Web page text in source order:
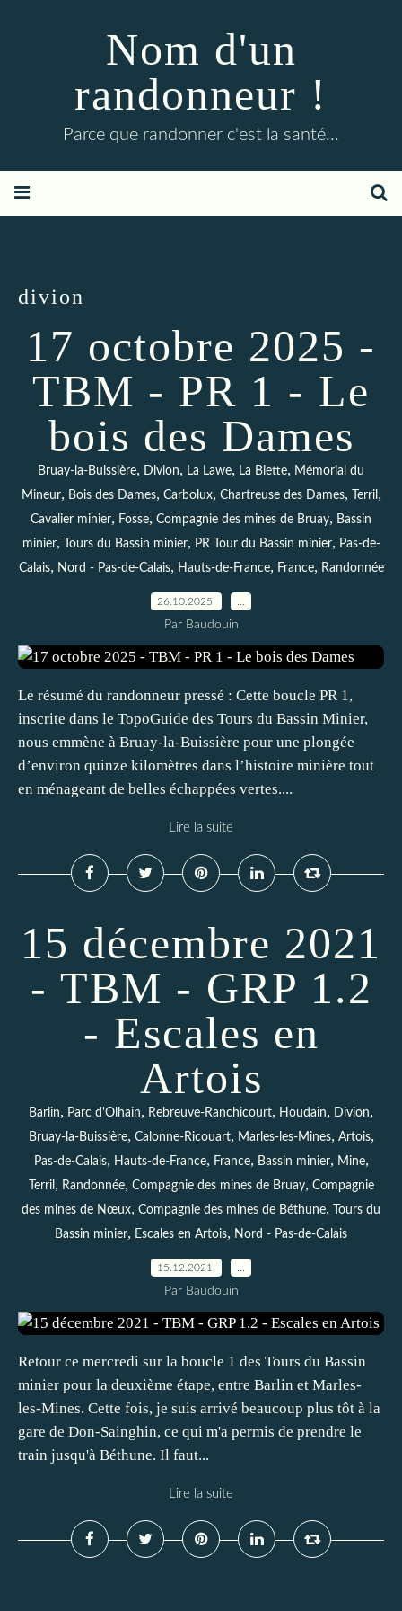
Nom d'un
randonneur !
Parce que randonner c'est la santé...
divion
17 octobre 2025 -
TBM - PR 1 - Le
bois des Dames
Bruay-la-Buissière, Divion, La Lawe, La Biette, Mémorial du
Mineur, Bois des Dames, Carbolux, Chartreuse des Dames, Terril,
Cavalier minier, Fosse, Compagnie des mines de Bruay, Bassin
minier, Tours du Bassin minier, PR Tour du Bassin minier, Pas-de-
Calais, Nord - Pas-de-Calais, Hauts-de-France, France, Randonnée
26.10.2025
Par Baudouin
Le résumé du randonneur pressé : Cette boucle PR 1,
inscrite dans le TopoGuide des Tours du Bassin Minier,
nous emmène à Bruay-la-Buissière pour une plongée
d’environ quinze kilomètres dans l’histoire minière tout
en ménageant de belles échappées vertes....
Lire la suite
15 décembre 2021
- TBM - GRP 1.2
- Escales en
Artois
Barlin, Parc d'Olhain, Rebreuve-Ranchicourt, Houdain, Divion,
Bruay-la-Buissière, Calonne-Ricouart, Marles-les-Mines, Artois,
Pas-de-Calais, Hauts-de-France, France, Bassin minier, Mine,
Terril, Randonnée, Compagnie des mines de Bruay, Compagnie
des mines de Nœux, Compagnie des mines de Béthune,
Tours du
Bassin minier, Escales en Artois, Nord - Pas-de-Calais
15.12.2021
Par Baudouin
Retour ce mercredi sur la boucle 1 des Tours du Bassin
minier pour la deuxième étape, entre Barlin et Marles-
les-Mines. Cette fois, je suis arrivé beaucoup plus tôt à la
gare de Don-Sainghin, ce qui m'a permis de prendre le
train jusqu'à Béthune. Il faut...
Lire la suite